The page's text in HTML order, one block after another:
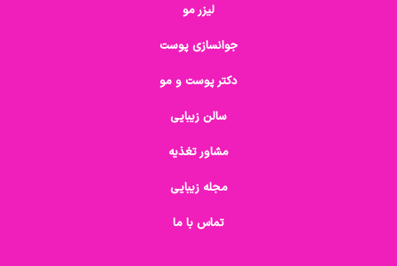
لیزر مو
جوانسازی پوست
دکتر پوست و مو
سالن زیبایی
مشاور تغذیه
مجله زیبایی
تماس با ما